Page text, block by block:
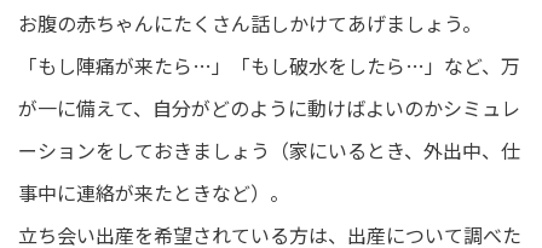
お腹の赤ちゃんにたくさん話しかけてあげましょう。
「もし陣痛が来たら…」「もし破水をしたら…」など、万
が一に備えて、自分がどのように動けばよいのかシミュレ
ーションをしておきましょう（家にいるとき、外出中、仕
事中に連絡が来たときなど）。
立ち会い出産を希望されている方は、出産について調べた